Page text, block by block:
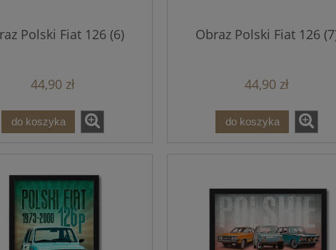
Polski Fiat 126 (6)
44,90 zł
do koszyka
Obraz Polski Fiat 126
44,90 zł
do koszyka